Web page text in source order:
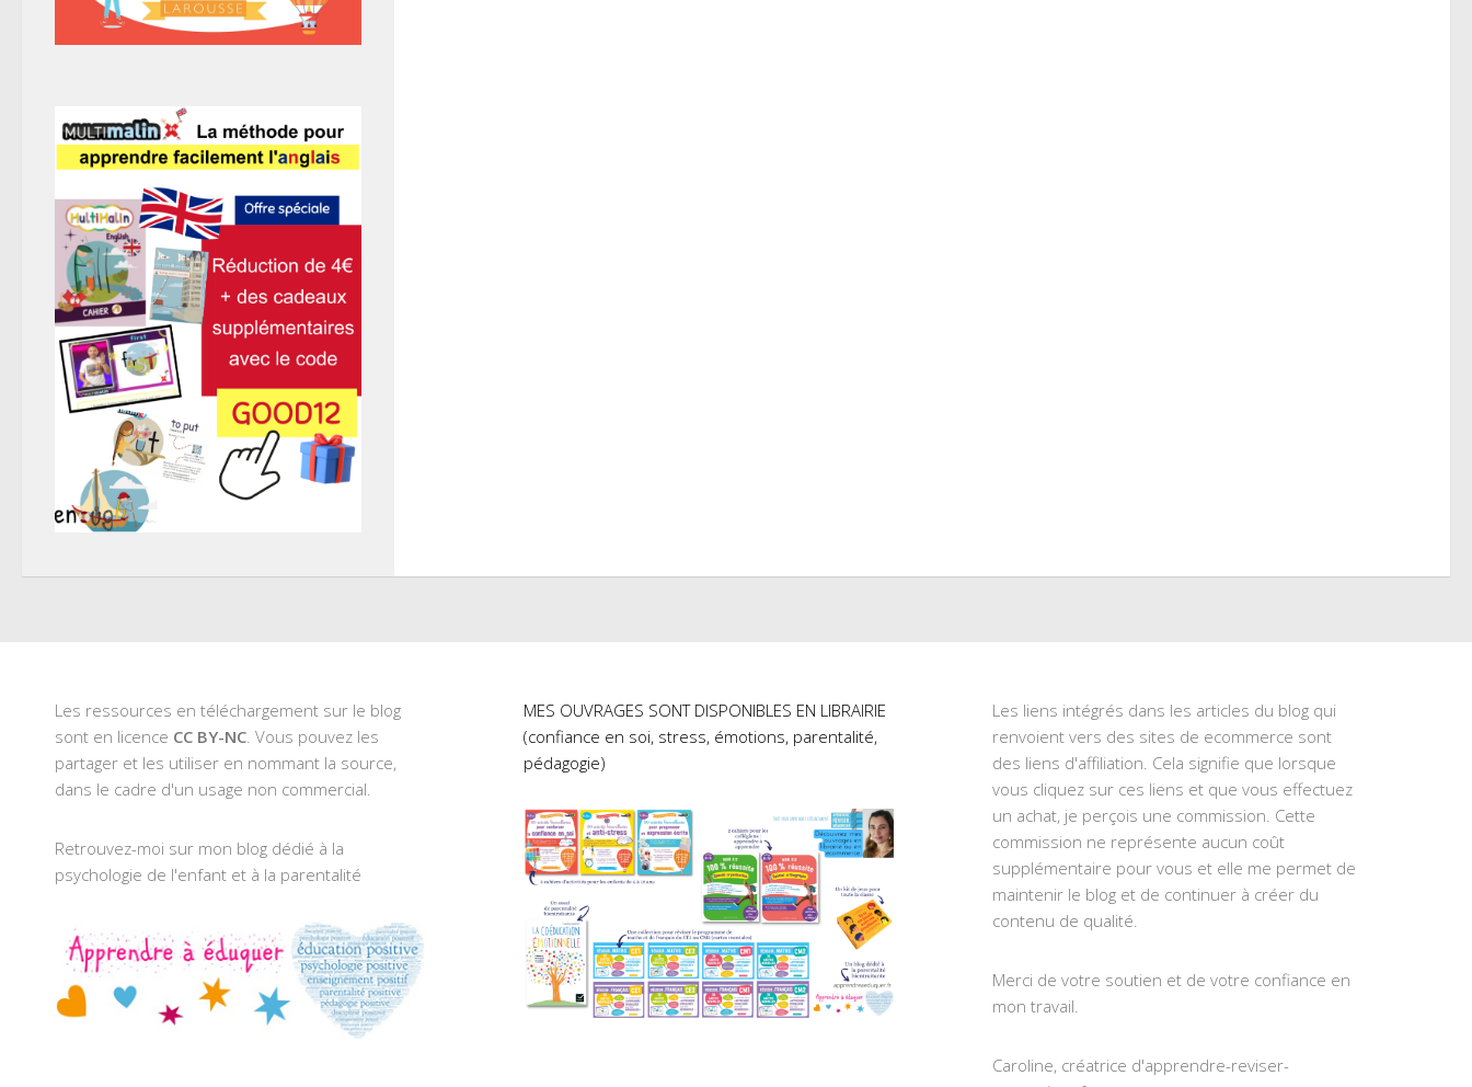
Les ressources en téléchargement sur le blog
sont en licence CC BY-NC. Vous pouvez les
partager et les utiliser en nommant la source,
dans le cadre d'un usage non commercial.
Retrouvez-moi sur mon blog dédié à la
psychologie de l'enfant et à la parentalité
MES OUVRAGES SONT DISPONIBLES EN LIBRAIRIE
(confiance en soi, stress, émotions, parentalité,
pédagogie)
Les liens intégrés dans les articles du blog qui
renvoient vers des sites de ecommerce sont
des liens d'affiliation. Cela signifie que lorsque
vous cliquez sur ces liens et que vous effectuez
un achat, je perçois une commission. Cette
commission ne représente aucun coût
supplémentaire pour vous et elle me permet de
maintenir le blog et de continuer à créer du
contenu de qualité.
Merci de votre soutien et de votre confiance en
mon travail.
Caroline, créatrice d'apprendre-reviser-